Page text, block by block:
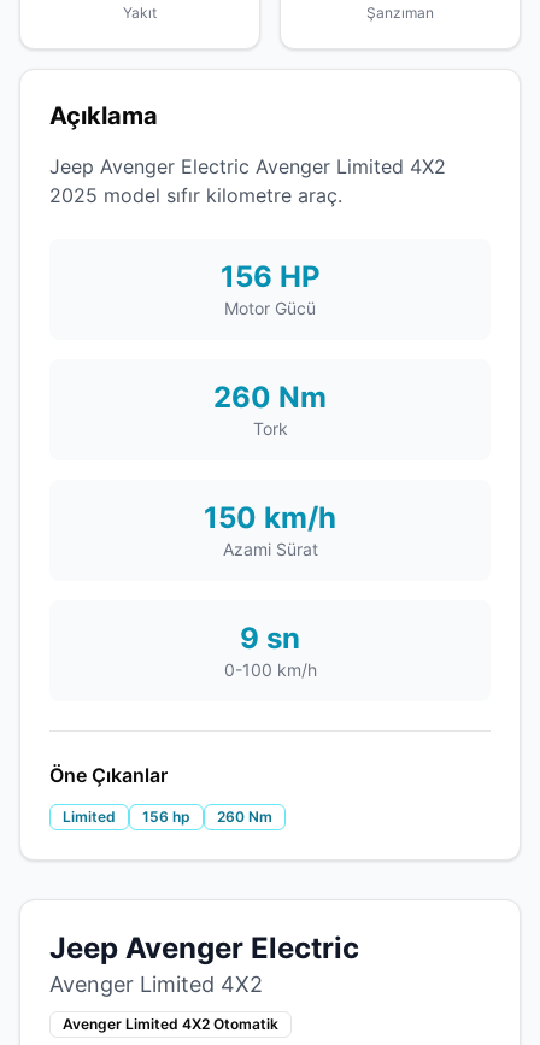
Yakıt Şanzıman
Açıklama
Jeep Avenger Electric Avenger Limited 4X2
2025 model sıfır kilometre araç.
156 HP
Motor Gücü
260 Nm
Tork
150 km/h
Azami Sürat
9 sn
0-100 km/h
Öne Çıkanlar
Limited 156 hp 260 Nm
Jeep Avenger Electric
Avenger Limited 4X2
Avenger Limited 4X2 Otomatik